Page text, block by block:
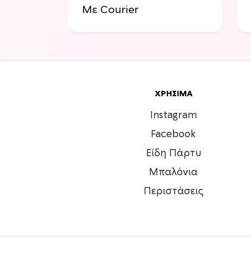
Με Courier
ΧΡΉΣΙΜΑ
Instagram
Facebook
Είδη Πάρτυ
Μπαλόνια
Περιστάσεις